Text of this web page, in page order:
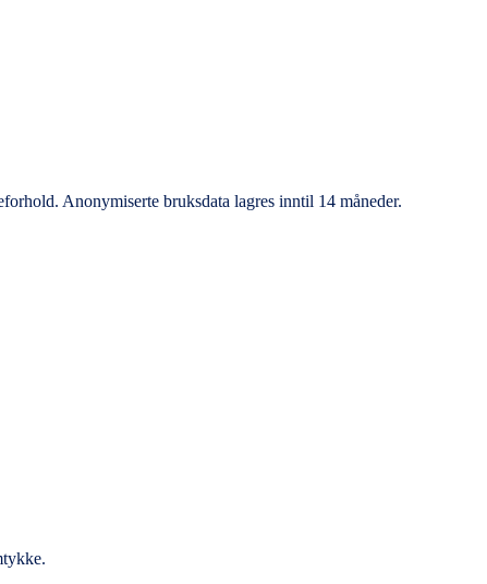
Anonymiserte bruksdata lagres inntil 14 måneder.